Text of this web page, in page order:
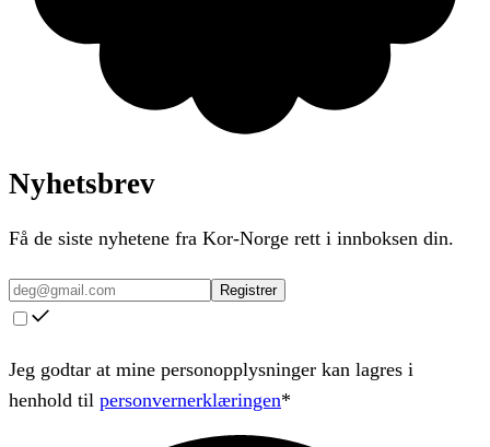
Nyhetsbrev
Få de siste nyhetene fra Kor-Norge rett i innboksen din.
Registrer
Jeg godtar at mine personopplysninger kan lagres i
henhold til personvernerklæringen*